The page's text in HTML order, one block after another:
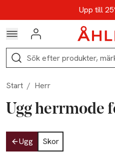
Hoppa till navigationsmenyn
Upp till
Kod: AUG25
Logga in
Sök
Start / Herr
Ugg herrmode
Hoppa till produktsidan
Ugg
Skor